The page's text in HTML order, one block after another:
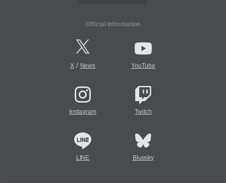
Official Information
X/ News YouTube
Instagram Twitch
LINE Bluesky